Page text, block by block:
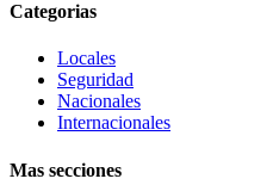
Categorias
Locales
Seguridad
Nacionales
Internacionales
Mas secciones